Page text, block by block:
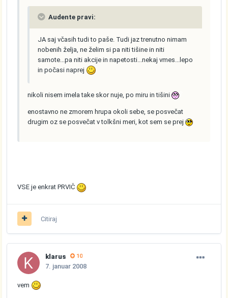
Audente pravi:
JA saj včasih tudi to paše. Tudi jaz trenutno nimam
nobenih želja, ne želim si pa niti tišine in niti
samote...pa niti akcije in napetosti...nekaj vmes...lepo
in počasi naprej
nikoli nisem imela take skor nuje, po miru in tišini
enostavno ne zmorem hrupa okoli sebe, se posvečat
drugim oz se posvečat v tolkšni meri, kot sem se prej
VSE je enkrat PRVIČ
Citiraj
klarus 10
7. januar 2008
vem